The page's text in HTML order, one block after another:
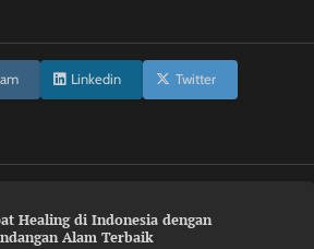
Linkedin Twitter
Healing di Indonesia dengan
Alam Terbaik